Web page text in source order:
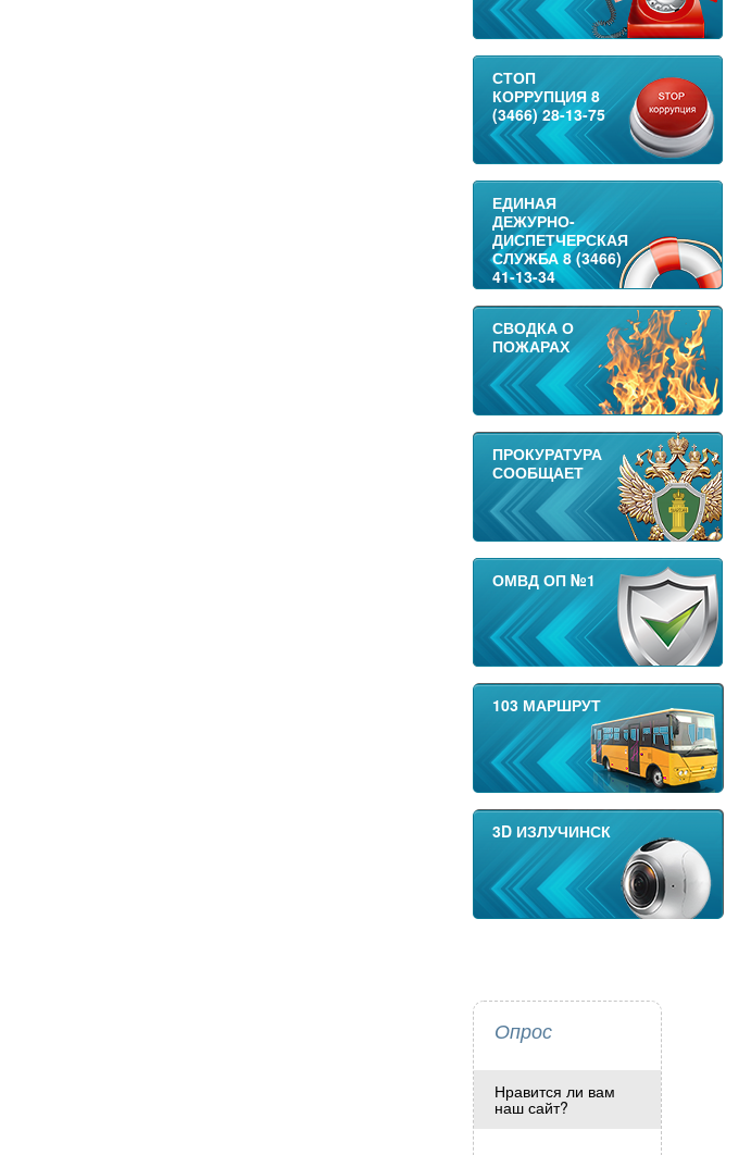
СТОП
КОРРУПЦИЯ 8
(3466) 28-13-75
ЕДИНАЯ
ДЕЖУРНО-
ДИСПЕТЧЕРСКАЯ
СЛУЖБА 8 (3466)
41-13-34
СВОДКА О
ПОЖАРАХ
ПРОКУРАТУРА
СООБЩАЕТ
ОМВД ОП №1
103 МАРШРУТ
3D ИЗЛУЧИНСК
Опрос
Нравится ли вам
наш сайт?